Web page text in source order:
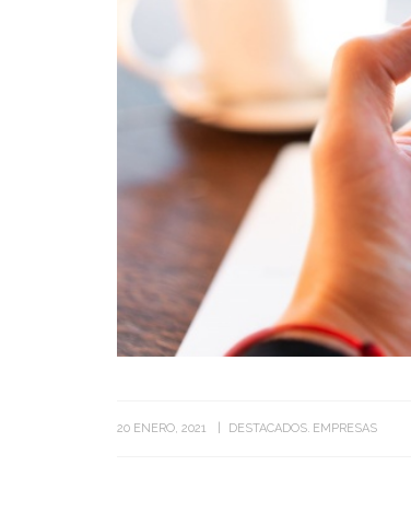
20 ENERO, 2021 DESTACADOS EMPRESAS